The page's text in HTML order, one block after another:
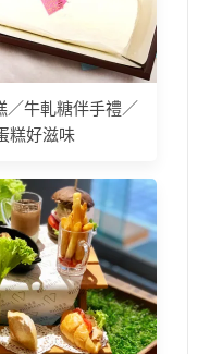
／牛軋糖伴手禮／
糕好滋味